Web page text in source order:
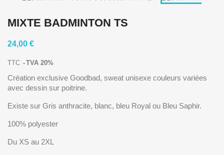
MIXTE BADMINTON TS
24,00 €
TTC TVA 20%
Création exclusive Goodbad, sweat unisexe couleurs variées
avec dessin sur poitrine.
Existe sur Gris anthracite, blanc, bleu Royal ou Bleu Saphir.
100% polyester
Du XS au 2XL